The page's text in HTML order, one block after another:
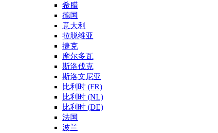
希腊
德国
意大利
拉脱维亚
捷克
摩尔多瓦
斯洛伐克
斯洛文尼亚
比利时 (FR)
比利时 (NL)
比利时 (DE)
法国
波兰